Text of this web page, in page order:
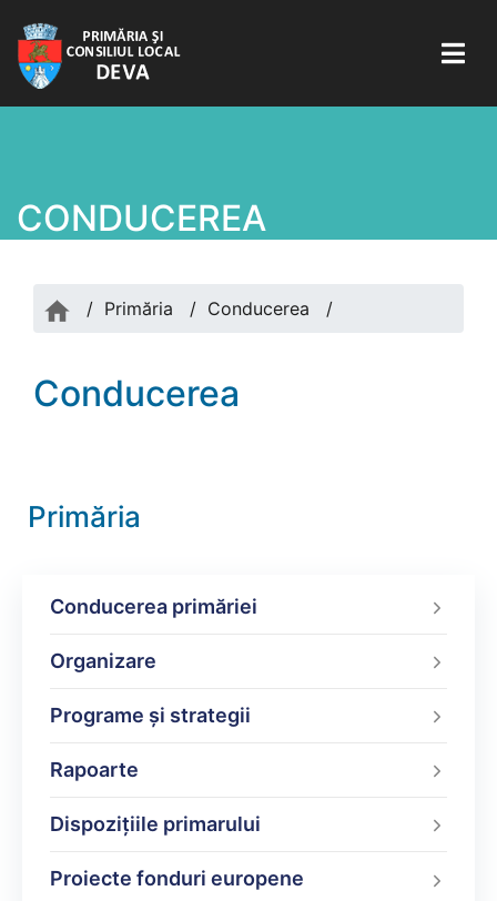
CONDUCEREA
/ Primăria / Conducerea /
Conducerea
Primăria
Conducerea primăriei
Organizare
Programe şi strategii
Rapoarte
Dispoziţiile primarului
Proiecte fonduri europene